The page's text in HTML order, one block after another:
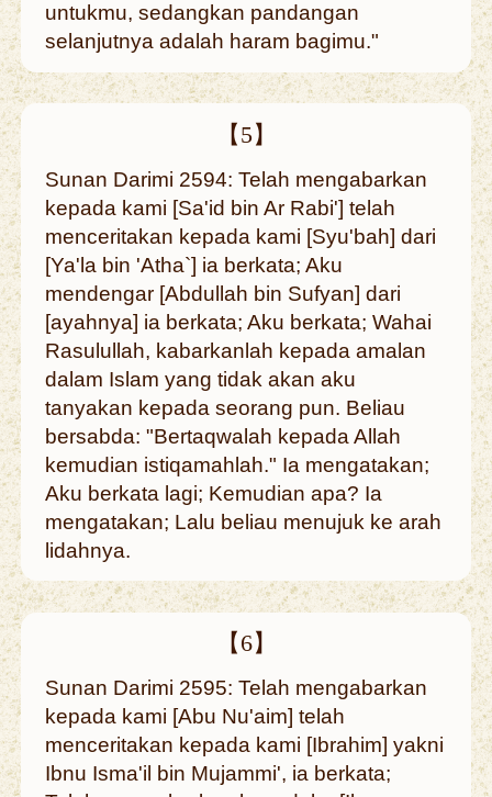
untukmu, sedangkan pandangan
selanjutnya adalah haram bagimu."
【5】
Sunan Darimi 2594: Telah mengabarkan
kepada kami [Sa'id bin Ar Rabi'] telah
menceritakan kepada kami [Syu'bah] dari
[Ya'la bin 'Atha`] ia berkata; Aku
mendengar [Abdullah bin Sufyan] dari
[ayahnya] ia berkata; Aku berkata; Wahai
Rasulullah, kabarkanlah kepada amalan
dalam Islam yang tidak akan aku
tanyakan kepada seorang pun. Beliau
bersabda: "Bertaqwalah kepada Allah
kemudian istiqamahlah." Ia mengatakan;
Aku berkata lagi; Kemudian apa? Ia
mengatakan; Lalu beliau menujuk ke arah
lidahnya.
【6】
Sunan Darimi 2595: Telah mengabarkan
kepada kami [Abu Nu'aim] telah
menceritakan kepada kami [Ibrahim] yakni
Ibnu Isma'il bin Mujammi', ia berkata;